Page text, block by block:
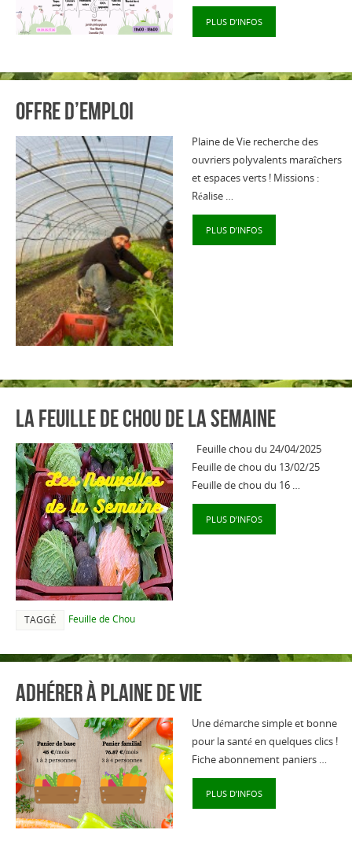
PLUS D’INFOS
Offre d’emploi
Plaine de Vie recherche des
ouvriers polyvalents maraîchers
et espaces verts ! Missions :
Réalise …
PLUS D’INFOS
La feuille de chou de la semaine
Feuille chou du 24/04/2025
Feuille de chou du 13/02/25
Feuille de chou du 16 …
PLUS D’INFOS
TAGGÉ Feuille de Chou
Adhérer à Plaine de Vie
Une démarche simple et bonne
pour la santé en quelques clics !
Fiche abonnement paniers …
PLUS D’INFOS